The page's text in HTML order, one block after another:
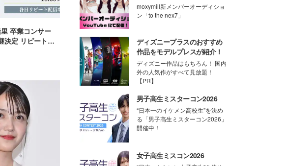
卒業コンサー
決定 リピート配
moxymill新メンバーオーディショ
ン「to the nex7」
ディズニープラスのおすすめ
作品をモデルプレスが紹介！
ディズニー作品はもちろん！ 国内
外の人気作がすべて見放題！
【PR】
男子高生ミスターコン2026
“日本一のイケメン高校生”を決め
る「男子高生ミスターコン2026」
開催中！
女子高生ミスコン2026